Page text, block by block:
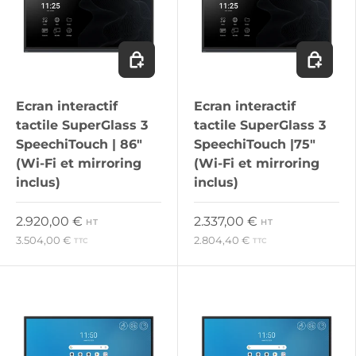
Ecran interactif
tactile SuperGlass 3
SpeechiTouch | 86"
(Wi-Fi et mirroring
inclus)
Prix habituel
2.920,00 € HT
3.504,00 € TTC
Ajouter au panier
Ecran interactif
tactile SuperGlass 3
SpeechiTouch |75"
(Wi-Fi et mirroring
inclus)
Prix habituel
2.337,00 € HT
2.804,40 € TTC
Ajouter